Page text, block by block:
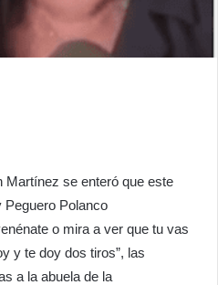
Martínez se enteró que este
Peguero Polanco
o mira a ver que tu vas
y te doy dos tiros”, las
a la abuela de la